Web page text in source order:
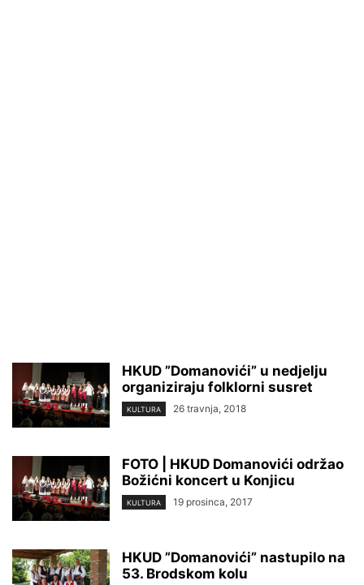
HKUD ”Domanovići” u nedjelju
organiziraju folklorni susret
KULTURA 26 travnja, 2018
FOTO | HKUD Domanovići održao
Božićni koncert u Konjicu
KULTURA 19 prosinca, 2017
HKUD ”Domanovići” nastupilo na
53. Brodskom kolu